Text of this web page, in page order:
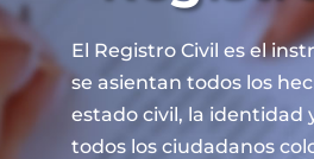
El Registro Civil es el
se asientan todos los
estado civil, la identidad
todos los ciudadanos